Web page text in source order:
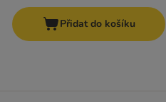
Přidat do košíku